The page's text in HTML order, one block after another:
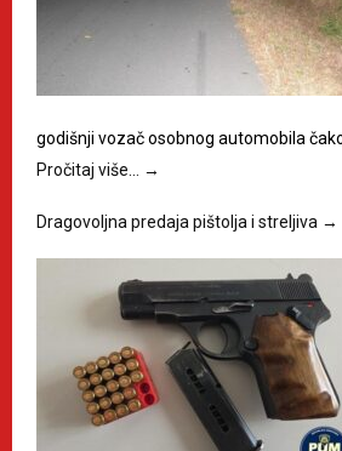
godišnji vozač osobnog automobila
Pročitaj više…
→
Dragovoljna predaja pištolja i streljiva →